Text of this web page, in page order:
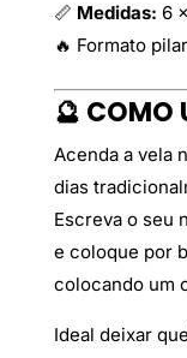
📏 Medidas: 6
🔥 Formato
🔮 COMO
Acenda a vela
dias
Escreva o seu
e coloque por
colocando um
Ideal deixar